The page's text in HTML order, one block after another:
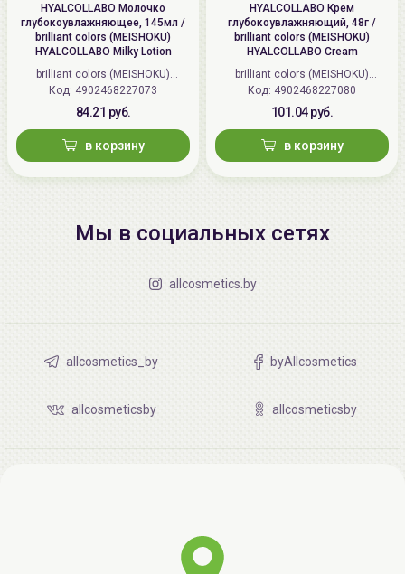
HYALCOLLABO Молочко
глубокоувлажняющее, 145мл /
brilliant colors (MEISHOKU)
HYALCOLLABO Milky Lotion
brilliant colors (MEISHOKU)
(Япония)
Код: 4902468227073
84.21 руб.
в корзину
HYALCOLLABO Крем
глубокоувлажняющий, 48г /
brilliant colors (MEISHOKU)
HYALCOLLABO Cream
brilliant colors (MEISHOKU)
(Япония)
Код: 4902468227080
101.04 руб.
в корзину
Мы в социальных сетях
allcosmetics.by
allcosmetics_by byAllcosmetics
allcosmeticsby allcosmeticsby